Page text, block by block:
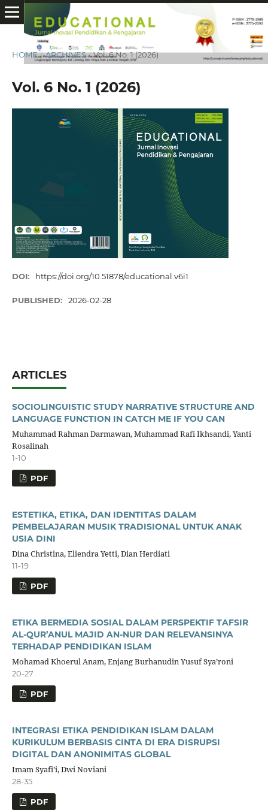
HOME / ARCHIVES / Vol. 6 No. 1 (2026)
Vol. 6 No. 1 (2026)
DOI: https://doi.org/10.51878/educational.v6i1
PUBLISHED: 2026-02-28
ARTICLES
SOCIOLINGUISTIC STUDY NARRATIVE STRUCTURE AND
LANGUAGE FUNCTION IN CATCH ME IF YOU CAN
Muhammad Rahman Darmawan, Muhammad Rafi Ikhsandi, Yanti
Rosalinah
1-10
PDF
ESTETIKA, ETIKA, DAN IDENTITAS DALAM
PEMBELAJARAN MUSIK TRADISIONAL UNTUK ANAK
USIA DINI
Dina Christina, Eliendra Yetti, Dian Herdiati
11-19
PDF
ETIKA BERMEDIA SOSIAL DALAM PERSPEKTIF TAFSIR
AL-QUR’ANUL MAJID AN-NUR DAN RELEVANSINYA
TERHADAP PENDIDIKAN ISLAM
Mohamad Khoerul Anam, Enjang Burhanudin Yusuf Sya’roni
20-27
PDF
INTEGRASI ETIKA PENDIDIKAN ISLAM DALAM
KURIKULUM BERBASIS CINTA DI ERA DISRUPSI
DIGITAL DAN ANONIMITAS GLOBAL
Imam Syafi’i, Dwi Noviani
28-35
PDF